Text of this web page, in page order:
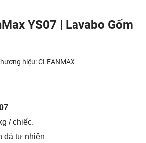
YS07 | Lavabo Gốm
hiệu:CLEANMAX
/ chiếc.
đá tự nhiên